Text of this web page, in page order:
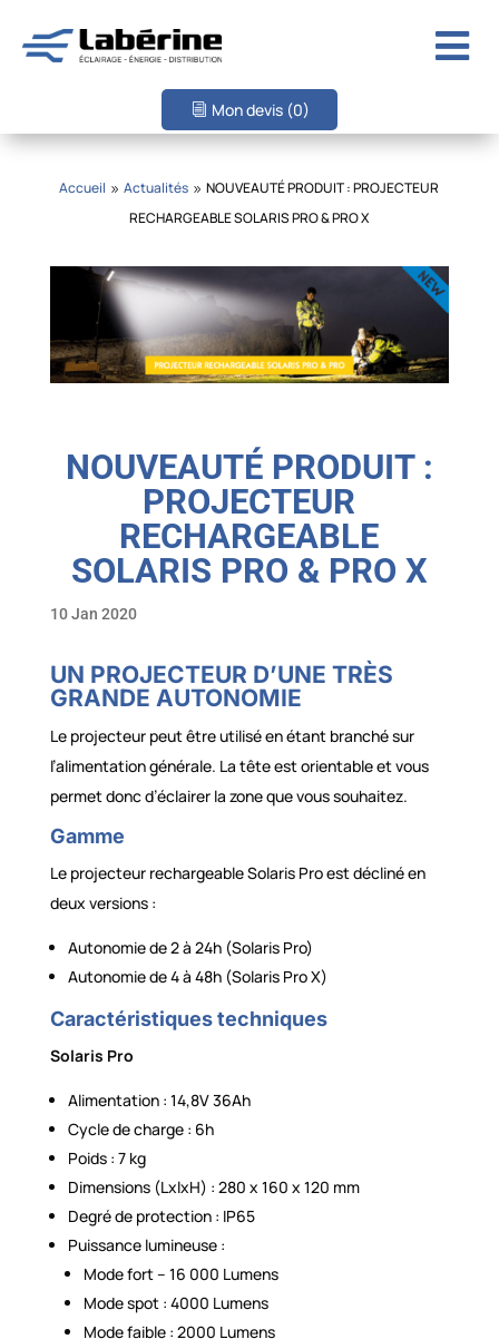

Mon devis (0)
Accueil 9 Actualités 9 NOUVEAUTÉ PRODUIT : PROJECTEUR
RECHARGEABLE SOLARIS PRO & PRO X
NOUVEAUTÉ PRODUIT :
PROJECTEUR
RECHARGEABLE
SOLARIS PRO & PRO X
10 Jan 2020
UN PROJECTEUR D’UNE TRÈS
GRANDE AUTONOMIE
Le projecteur peut être utilisé en étant branché sur
l’alimentation générale. La tête est orientable et vous
permet donc d’éclairer la zone que vous souhaitez.
Gamme
Le projecteur rechargeable Solaris Pro est décliné en
deux versions :
Autonomie de 2 à 24h (Solaris Pro)
Autonomie de 4 à 48h (Solaris Pro X)
Caractéristiques techniques
Solaris Pro
Alimentation : 14,8V 36Ah
Cycle de charge : 6h
Poids : 7 kg
Dimensions (LxlxH) : 280 x 160 x 120 mm
Degré de protection : IP65
Puissance lumineuse :
Mode fort – 16 000 Lumens
Mode spot : 4000 Lumens
Mode faible : 2000 Lumens